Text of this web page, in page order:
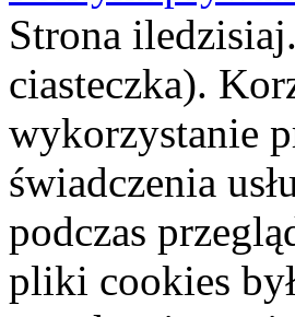
Strona
ciasteczka).
wykorzystanie
świadczenia
podczas
pliki cookies